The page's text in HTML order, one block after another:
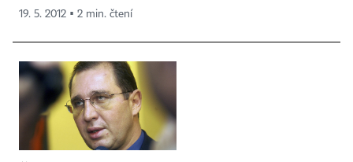
19. 5. 2012 ▪ 2 min. čtení